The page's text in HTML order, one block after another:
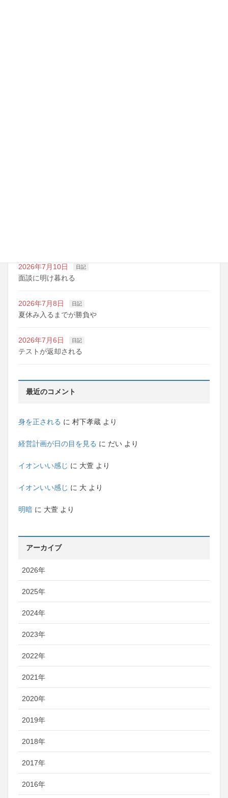
2026年7月10日 日記
面談に明け暮れる
2026年7月8日 日記
夏休み入るまでが勝負や
2026年7月6日 日記
テストが返却される
最近のコメント
身を正される に 村下孝蔵 より
経営計画が日の目を見る に だい より
イオンいい感じ に 大萱 より
イオンいい感じ に 大 より
明暗 に 大萱 より
アーカイブ
2026年
2025年
2024年
2023年
2022年
2021年
2020年
2019年
2018年
2017年
2016年